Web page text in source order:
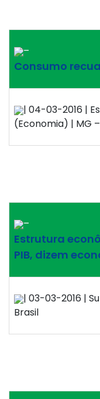
–
Consumo
| 04-03-2016 |
(Economia) | MG
–
Estrutura
PIB, dizem
| 03-03-2016 |
Brasil